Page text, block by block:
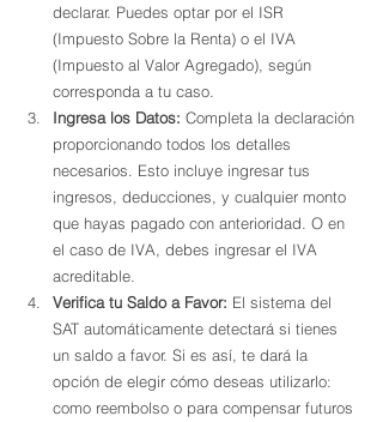
declarar. Puedes optar por el ISR
(Impuesto Sobre la Renta) o el IVA
(Impuesto al Valor Agregado), según
corresponda a tu caso.
Ingresa los Datos: Completa la declaración
proporcionando todos los detalles
necesarios. Esto incluye ingresar tus
ingresos, deducciones, y cualquier monto
que hayas pagado con anterioridad. O en
el caso de IVA, debes ingresar el IVA
acreditable.
Verifica tu Saldo a Favor: El sistema del
SAT automáticamente detectará si tienes
un saldo a favor. Si es así, te dará la
opción de elegir cómo deseas utilizarlo:
como reembolso o para compensar futuros